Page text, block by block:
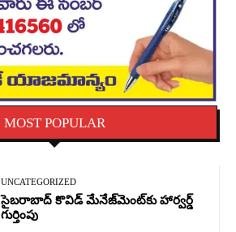
MOST POPULAR
UNCATEGORIZED
సైబరాబాద్‌ కొవిడ్‌ మేనేజ్‌మెంట్‌కు హార్వర్డ్‌
గుర్తింపు